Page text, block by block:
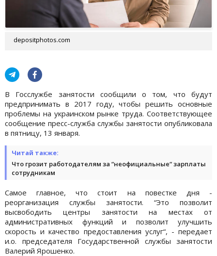
depositphotos.com
В Госслужбе занятости сообщили о том, что будут
предпринимать в 2017 году, чтобы решить основные
проблемы на украинском рынке труда. Соответствующее
сообщение пресс-служба службы занятости опубликовала
в пятницу, 13 января.
Читай также:
Что грозит работодателям за “неофициальные“ зарплаты
сотрудникам
Самое главное, что стоит на повестке дня -
реорганизация службы занятости. “Это позволит
высвободить центры занятости на местах от
административных функций и позволит улучшить
скорость и качество предоставления услуг“, - передает
и.о. председателя Государственной службы занятости
Валерий Ярошенко.